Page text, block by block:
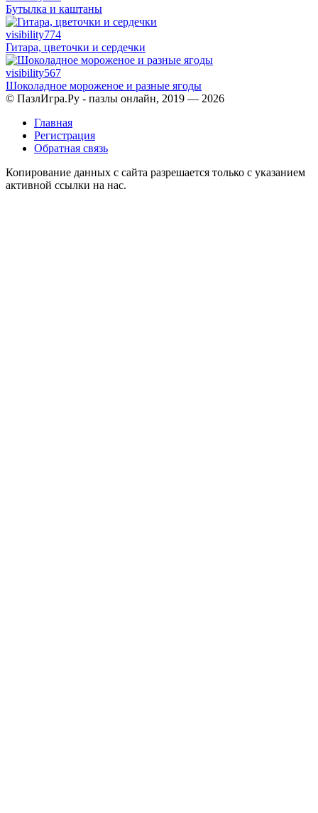
Бутылка и каштаны
visibility774
Гитара, цветочки и сердечки
visibility567
Шоколадное мороженое и разные ягоды
© ПазлИгра.Ру - пазлы онлайн, 2019 — 2026
Главная
Регистрация
Обратная связь
Копирование данных с сайта разрешается только с указанием
активной ссылки на нас.